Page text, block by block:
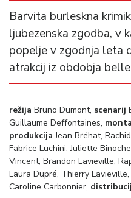
Barvita burleskna
ljubezenska zgodba, v
popelje v zgodnja leta
atrakcij iz obdobja
režija Bruno Dumont, scenarij
Guillaume Deffontaines,
produkcija Jean Bréhat,
Fabrice Luchini, Juliette
Vincent, Brandon Lavieville,
Laura Dupré, Thierry
Caroline Carbonnier,